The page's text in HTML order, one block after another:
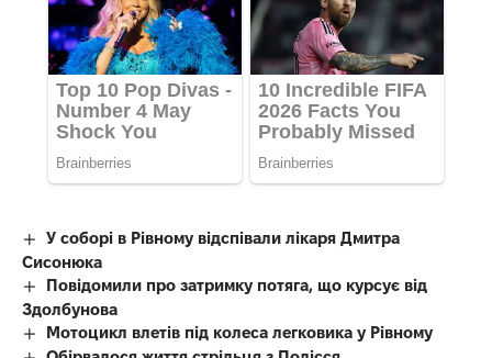
У соборі в Рівному відспівали лікаря Дмитра
Сисонюка
Повідомили про затримку потяга, що курсує від
Здолбунова
Мотоцикл влетів під колеса легковика у Рівному